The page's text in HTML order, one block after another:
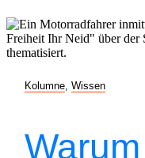
Kolumne Wissen